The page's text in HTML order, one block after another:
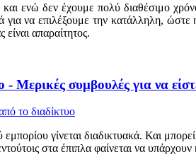
ενώ δεν έχουμε πολύ διαθέσιμο
για να επιλέξουμε την κατάλληλη,
απαραίτητος.
Μερικές συμβουλές για να
γίνεται διαδικτυακά. Και
στα έπιπλα φαίνεται να